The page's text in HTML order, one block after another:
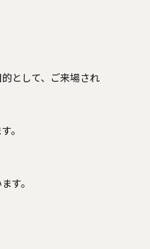
として、ご来場され
。
す。